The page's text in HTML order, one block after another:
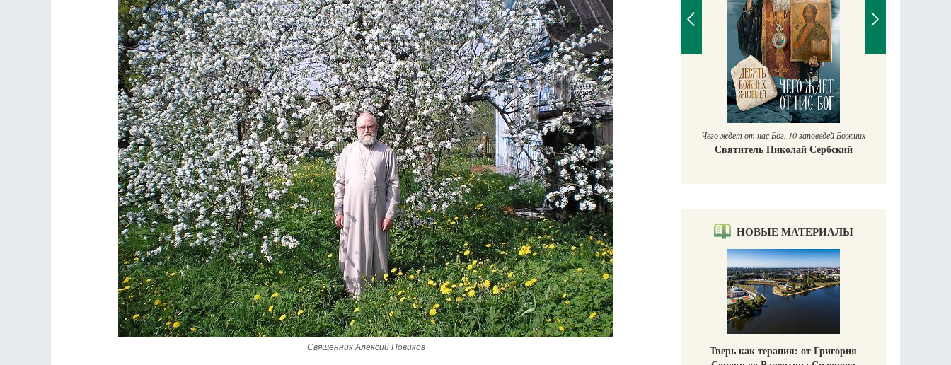
Священник Алексий Новиков
Разлуки не будет
Фредерика де Грааф Как найти своё место в жизни
Кирилл Мурышев
Великомученик Георгий Победоносец. Научись у
святого
Роман Котов Чего ждет от нас Бог. 10 заповедей Божиих
Святитель Николай Сербский
НОВЫЕ МАТЕРИАЛЫ
Тверь как терапия: от Григория